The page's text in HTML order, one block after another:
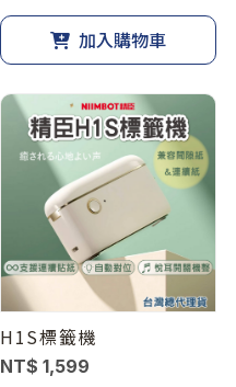
加入購物車
H1S標籤機
NT$ 1,599